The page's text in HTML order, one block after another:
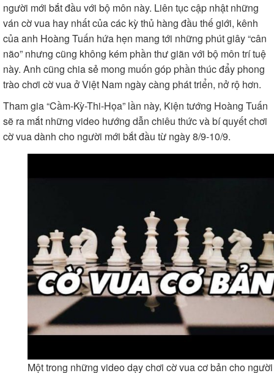
người mới bắt đầu với bộ môn này. Liên tục cập nhật những
ván cờ vua hay nhất của các kỳ thủ hàng đầu thế giới, kênh
của anh Hoàng Tuấn hứa hẹn mang tới những phút giây “cân
não” nhưng cũng không kém phần thư giãn với bộ môn trí tuệ
này. Anh cũng chia sẻ mong muốn góp phần thúc đẩy phong
trào chơi cờ vua ở Việt Nam ngày càng phát triển, nở rộ hơn.
Tham gia “Cầm-Kỳ-Thi-Họa” lần này, Kiện tướng Hoàng Tuấn
sẽ ra mắt những video hướng dẫn chiêu thức và bí quyết chơi
cờ vua dành cho người mới bắt đầu từ ngày 8/9-10/9.
Một trong những video dạy chơi cờ vua cơ bản cho